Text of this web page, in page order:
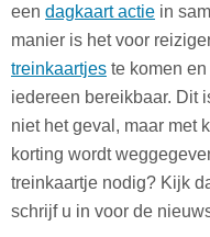
een dagkaart actie in
manier is het voor
treinkaartjes te komen
iedereen bereikbaar. Dit
niet het geval, maar met
korting wordt
treinkaartje nodig? Kijk
schrijf u in voor de